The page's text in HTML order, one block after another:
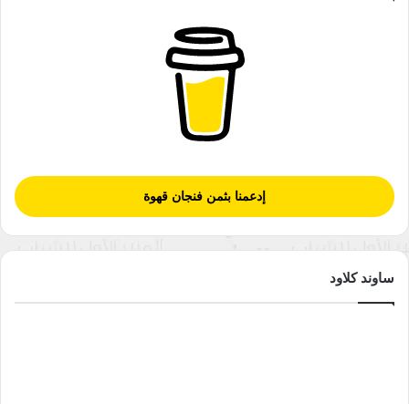
أحب أن أكون، فهي مهنة شريفة من يُخلّ بها يسقط في الندامة
والغرابة .. وأنا أحب الغرابة وتقطيرها وغمس كلماتي داخلها.
الأدب الروائي شعيب حليفي الرواية
إدعمنا بثمن فنجان قهوة
ساوند كلاود